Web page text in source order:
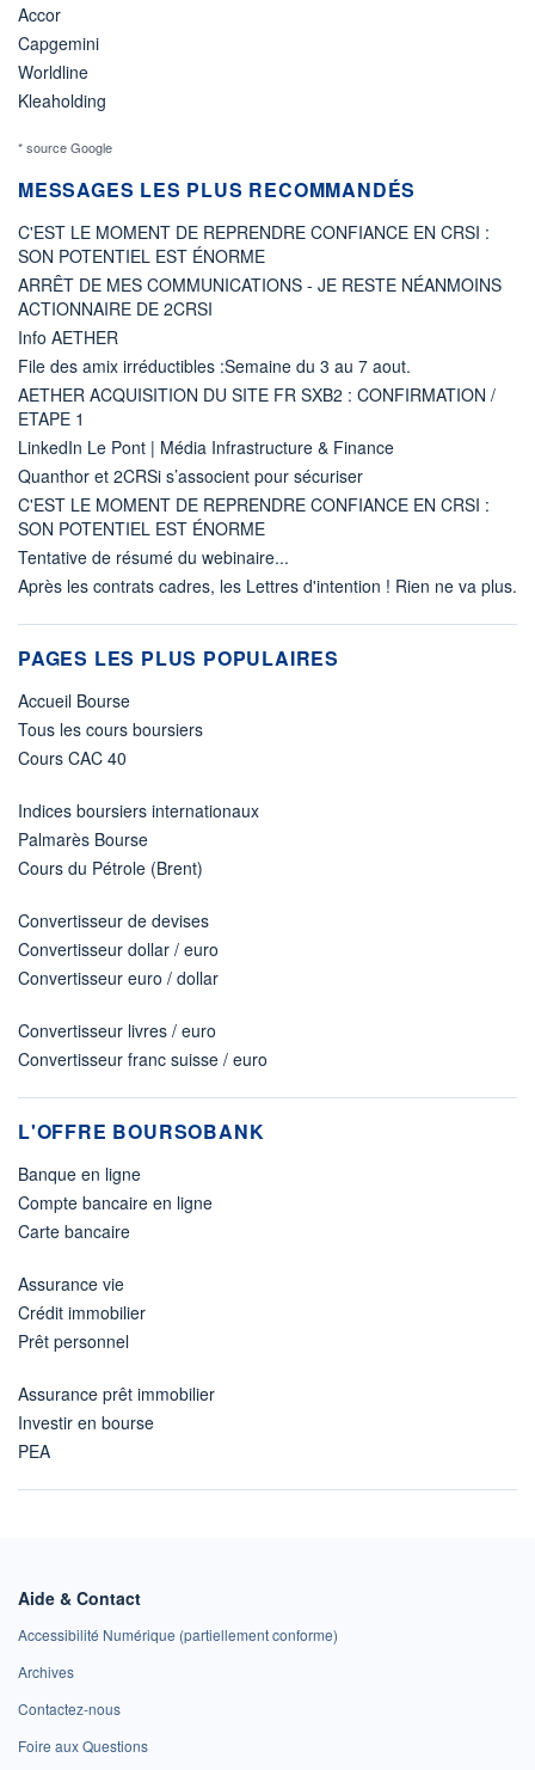
Accor
Capgemini
Worldline
Kleaholding
* source Google
MESSAGES LES PLUS RECOMMANDÉS
C'EST LE MOMENT DE REPRENDRE CONFIANCE EN CRSI :
SON POTENTIEL EST ÉNORME
ARRÊT DE MES COMMUNICATIONS - JE RESTE NÉANMOINS
ACTIONNAIRE DE 2CRSI
Info AETHER
File des amix irréductibles :Semaine du 3 au 7 aout.
AETHER ACQUISITION DU SITE FR SXB2 : CONFIRMATION /
ETAPE 1
LinkedIn Le Pont | Média Infrastructure & Finance
Quanthor et 2CRSi s’associent pour sécuriser
C'EST LE MOMENT DE REPRENDRE CONFIANCE EN CRSI :
SON POTENTIEL EST ÉNORME
Tentative de résumé du webinaire...
Après les contrats cadres, les Lettres d'intention ! Rien ne va plus.
PAGES LES PLUS POPULAIRES
Accueil Bourse
Tous les cours boursiers
Cours CAC 40
Indices boursiers internationaux
Palmarès Bourse
Cours du Pétrole (Brent)
Convertisseur de devises
Convertisseur dollar / euro
Convertisseur euro / dollar
Convertisseur livres / euro
Convertisseur franc suisse / euro
L'OFFRE BOURSOBANK
Banque en ligne
Compte bancaire en ligne
Carte bancaire
Assurance vie
Crédit immobilier
Prêt personnel
Assurance prêt immobilier
Investir en bourse
PEA
Aide & Contact
Accessibilité Numérique (partiellement conforme)
Archives
Contactez-nous
Foire aux Questions